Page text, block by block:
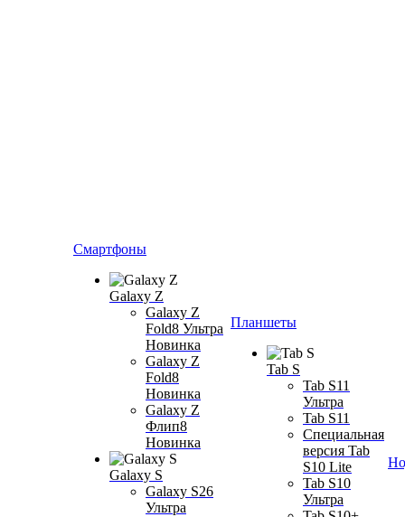
Смартфоны
Galaxy Z
Galaxy Z
Fold8 Ультра
Новинка
Galaxy Z
Fold8
Новинка
Galaxy Z
Флип8
Новинка
Galaxy S
Galaxy S26
Ультра
Планшеты
Tab S
Tab S11
Ультра
Tab S11
Специальная
версия Tab
S10 Lite
Tab S10
Ультра